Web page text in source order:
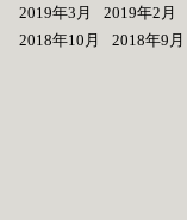
2019年3月
2019年2月
2018年10月
2018年9月